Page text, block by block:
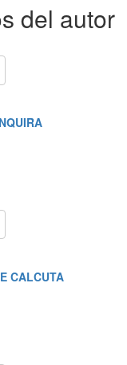
del autor
CALCUTA